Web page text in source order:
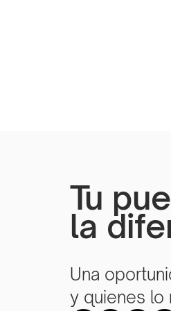
Tu
la
Una
y quienes lo